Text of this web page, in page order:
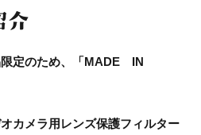
限定のため、「MADE IN
カメラ用レンズ保護フィルター